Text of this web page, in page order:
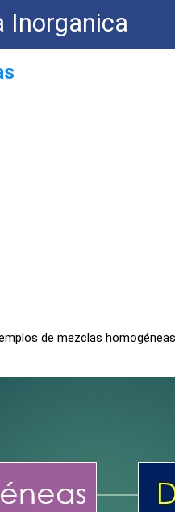
Inorganica
de mezclas